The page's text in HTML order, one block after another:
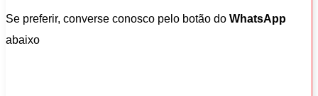
Se preferir, converse conosco pelo botão do WhatsApp
abaixo